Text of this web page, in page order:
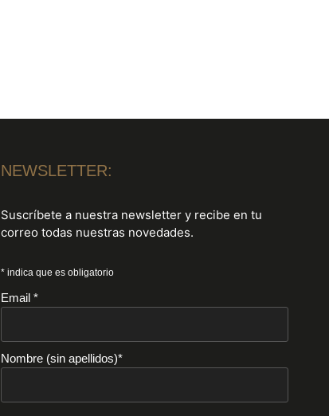
NEWSLETTER:
Suscríbete a nuestra newsletter y recibe en tu
correo todas nuestras novedades.
* indica que es obligatorio
Email *
Nombre (sin apellidos)*